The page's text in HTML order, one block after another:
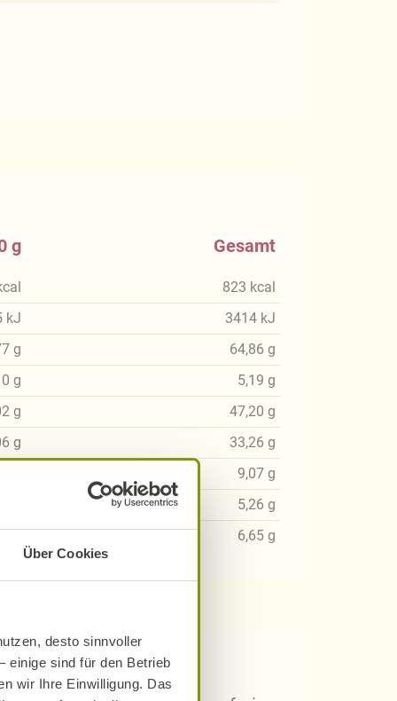
Über Cookies
desto sinnvoller
einige sind für den Betrieb
wir Ihre Einwilligung. Das
g
kJ
g
g
g
g
Gesamt
823 kcal
3414 kJ
64,86 g
5,19 g
47,20 g
33,26 g
9,07 g
5,26 g
6,65 g